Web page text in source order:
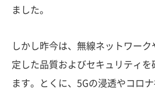
ました。
しかし昨今は、無線ネットワー
定した品質およびセキュリティを
ます。とくに、5Gの浸透やコロ